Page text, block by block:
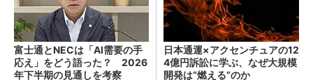
富士通とNECは「AI需要の手
応え」をどう語った？ 2026
年下半期の見通しを考察
日本通運×アクセンチュアの12
4億円訴訟に学ぶ、なぜ大規模
開発は“燃える”のか